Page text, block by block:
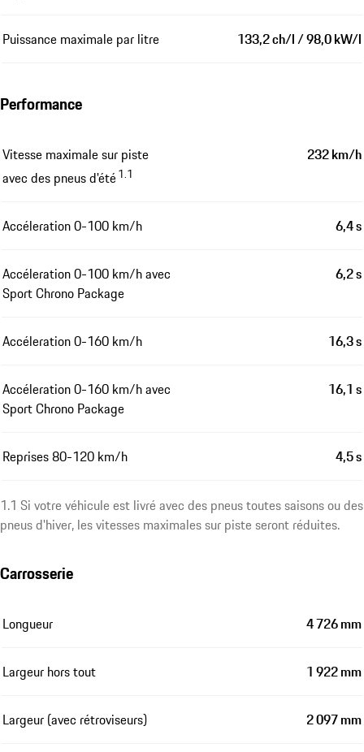
Puissance maximale par litre 133,2 ch/l / 98,0 kW/l
Performance
Vitesse maximale sur piste
avec des pneus d'été1.1
232 km/h
Accéleration 0-100 km/h 6,4 s
Accéleration 0-100 km/h avec
Sport Chrono Package
6,2 s
Accéleration 0-160 km/h 16,3 s
Accéleration 0-160 km/h avec
Sport Chrono Package
16,1 s
Reprises 80-120 km/h 4,5 s
1.1 Si votre véhicule est livré avec des pneus toutes saisons ou des
pneus d'hiver, les vitesses maximales sur piste seront réduites.
Carrosserie
Longueur 4 726 mm
Largeur hors tout 1 922 mm
Largeur (avec rétroviseurs) 2 097 mm